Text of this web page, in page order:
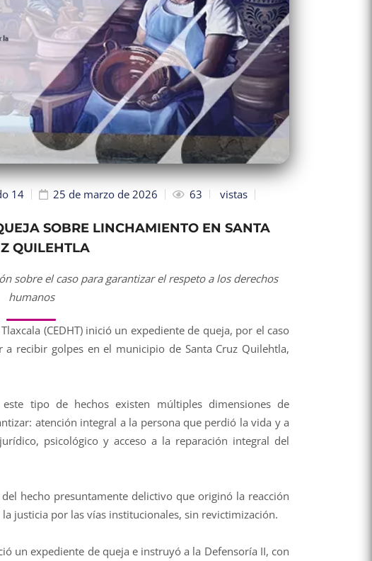
14 25 de marzo de 2026 63 vistas
SOBRE LINCHAMIENTO EN SANTA
QUILEHTLA
sobre el caso para garantizar el respeto a los derechos
humanos
(CEDHT) inició un expediente de queja, por el caso
recibir golpes en el municipio de Santa Cruz Quilehtla,
tipo de hechos existen múltiples dimensiones de
atención integral a la persona que perdió la vida y a
psicológico y acceso a la reparación integral del
hecho presuntamente delictivo que originó la reacción
justicia por las vías institucionales, sin revictimización.
un expediente de queja e instruyó a la Defensoría II, con